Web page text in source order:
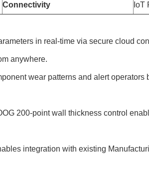
Connectivity IoT
in real-time via secure cloud
anywhere.
wear patterns and alert
200-point wall thickness control
integration with existing